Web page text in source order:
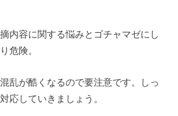
内容に関する悩みとゴチャマゼにし
危険。
乱が酷くなるので要注意です。しっ
応していきましょう。